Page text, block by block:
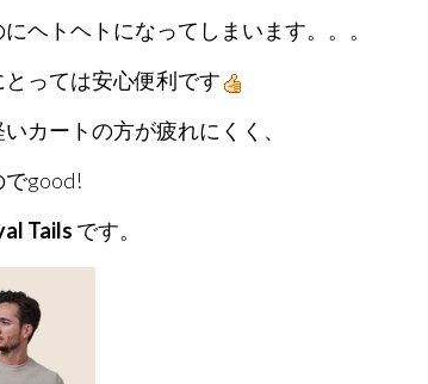
ヘトヘトになってしまいます。。。
っては安心便利です
カートの方が疲れにくく、
でgood!
Tails です。